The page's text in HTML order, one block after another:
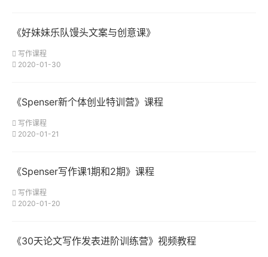
《好妹妹乐队馒头文案与创意课》
写作课程
2020-01-30
《Spenser新个体创业特训营》课程
写作课程
2020-01-21
《Spenser写作课1期和2期》课程
写作课程
2020-01-20
《30天论文写作发表进阶训练营》视频教程